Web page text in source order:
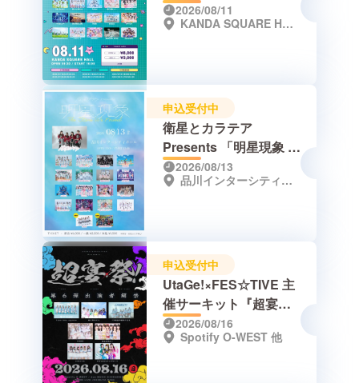
2026/08/11
KANDA SQUARE HALL
申込受付中
衛星とカラテア
Presents 「明星現象 -
The Stars We
Found-」
2026/08/13
品川インターシティホール
申込受付中
UtaGe!×FES☆TIVE 主
催サーキット『超宴
祭！』
2026/08/16
Spotify O-WEST 他